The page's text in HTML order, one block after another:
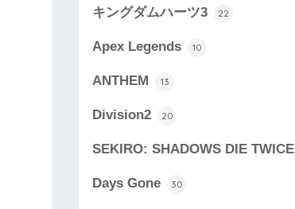
キングダムハーツ3 22
Apex Legends 10
ANTHEM 13
Division2 20
SEKIRO: SHADOWS DIE TWICE
Days Gone 30